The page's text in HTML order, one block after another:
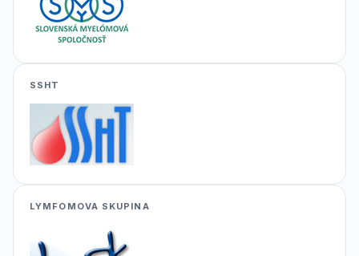
SSHT
LYMFOMOVA SKUPINA